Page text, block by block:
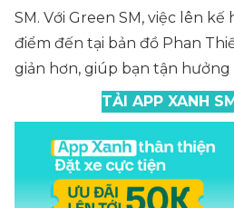
SM. Với Green SM, việc lên
điểm đến tại bản đồ Phan
giản hơn, giúp bạn tận hưởng
TẢI APP XANH